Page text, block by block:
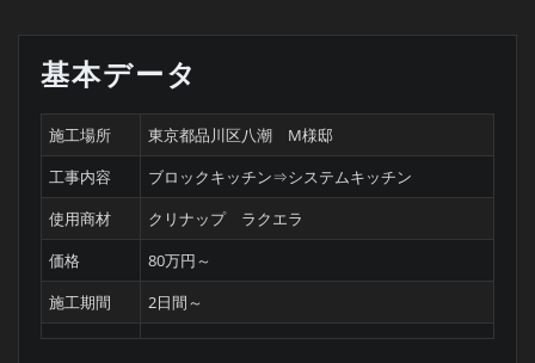
基本データ
施工場所
東京都品川区八潮 M様邸
工事内容
ブロックキッチン⇒システムキッチン
使用商材
クリナップ ラクエラ
価格
80万円～
施工期間
2日間～